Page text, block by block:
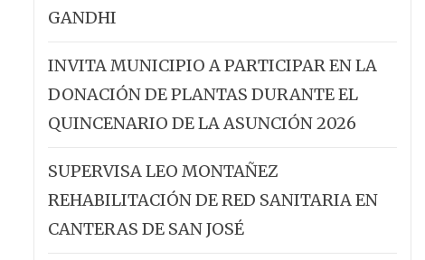
GANDHI
INVITA MUNICIPIO A PARTICIPAR EN LA
DONACIÓN DE PLANTAS DURANTE EL
QUINCENARIO DE LA ASUNCIÓN 2026
SUPERVISA LEO MONTAÑEZ
REHABILITACIÓN DE RED SANITARIA EN
CANTERAS DE SAN JOSÉ